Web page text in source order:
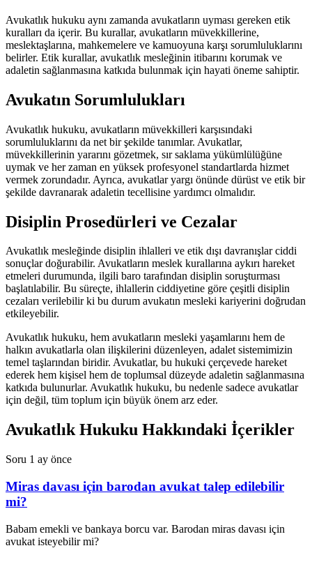
Avukatlık hukuku aynı zamanda avukatların uyması gereken etik
kuralları da içerir. Bu kurallar, avukatların müvekkillerine,
meslektaşlarına, mahkemelere ve kamuoyuna karşı sorumluluklarını
belirler. Etik kurallar, avukatlık mesleğinin itibarını korumak ve
adaletin sağlanmasına katkıda bulunmak için hayati öneme sahiptir.
Avukatın Sorumlulukları
Avukatlık hukuku, avukatların müvekkilleri karşısındaki
sorumluluklarını da net bir şekilde tanımlar. Avukatlar,
müvekkillerinin yararını gözetmek, sır saklama yükümlülüğüne
uymak ve her zaman en yüksek profesyonel standartlarda hizmet
vermek zorundadır. Ayrıca, avukatlar yargı önünde dürüst ve etik bir
şekilde davranarak adaletin tecellisine yardımcı olmalıdır.
Disiplin Prosedürleri ve Cezalar
Avukatlık mesleğinde disiplin ihlalleri ve etik dışı davranışlar ciddi
sonuçlar doğurabilir. Avukatların meslek kurallarına aykırı hareket
etmeleri durumunda, ilgili baro tarafından disiplin soruşturması
başlatılabilir. Bu süreçte, ihlallerin ciddiyetine göre çeşitli disiplin
cezaları verilebilir ki bu durum avukatın mesleki kariyerini doğrudan
etkileyebilir.
Avukatlık hukuku, hem avukatların mesleki yaşamlarını hem de
halkın avukatlarla olan ilişkilerini düzenleyen, adalet sistemimizin
temel taşlarından biridir. Avukatlar, bu hukuki çerçevede hareket
ederek hem kişisel hem de toplumsal düzeyde adaletin sağlanmasına
katkıda bulunurlar. Avukatlık hukuku, bu nedenle sadece avukatlar
için değil, tüm toplum için büyük önem arz eder.
Avukatlık Hukuku Hakkındaki İçerikler
Soru 1 ay önce
Miras davası için barodan avukat talep edilebilir
mi?
Babam emekli ve bankaya borcu var. Barodan miras davası için
avukat isteyebilir mi?